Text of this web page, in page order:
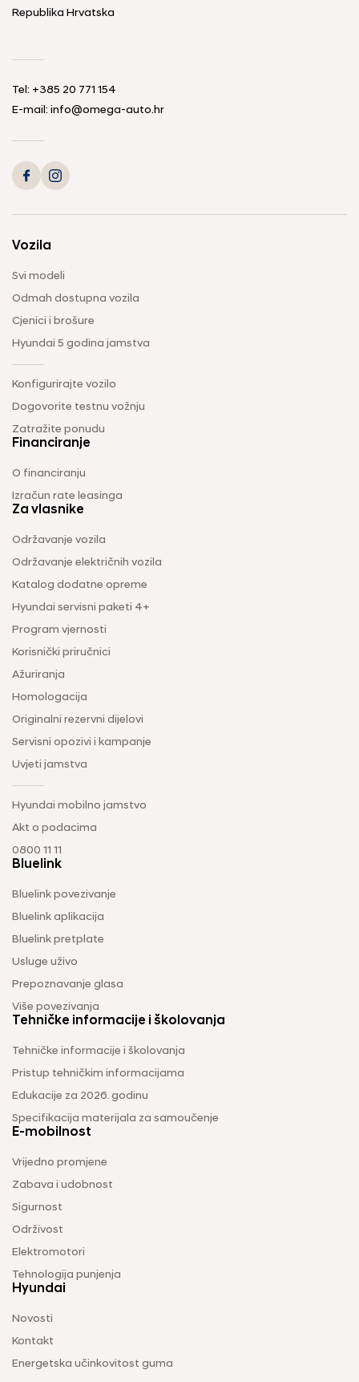
Republika Hrvatska
Tel: +385 20 771 154
E-mail: info@omega-auto.hr
Vozila
Svi modeli
Odmah dostupna vozila
Cjenici i brošure
Hyundai 5 godina jamstva
Konfigurirajte vozilo
Dogovorite testnu vožnju
Zatražite ponudu
Financiranje
O financiranju
Izračun rate leasinga
Za vlasnike
Održavanje vozila
Održavanje električnih vozila
Katalog dodatne opreme
Hyundai servisni paketi 4+
Program vjernosti
Korisnički priručnici
Ažuriranja
Homologacija
Originalni rezervni dijelovi
Servisni opozivi i kampanje
Uvjeti jamstva
Hyundai mobilno jamstvo
Akt o podacima
0800 11 11
Bluelink
Bluelink povezivanje
Bluelink aplikacija
Bluelink pretplate
Usluge uživo
Prepoznavanje glasa
Više povezivanja
Tehničke informacije i školovanja
Tehničke informacije i školovanja
Pristup tehničkim informacijama
Edukacije za 2026. godinu
Specifikacija materijala za samoučenje
E-mobilnost
Vrijedno promjene
Zabava i udobnost
Sigurnost
Održivost
Elektromotori
Tehnologija punjenja
Hyundai
Novosti
Kontakt
Energetska učinkovitost guma